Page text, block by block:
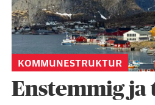
KOMMUNESTRUKTUR
Enstemmig ja